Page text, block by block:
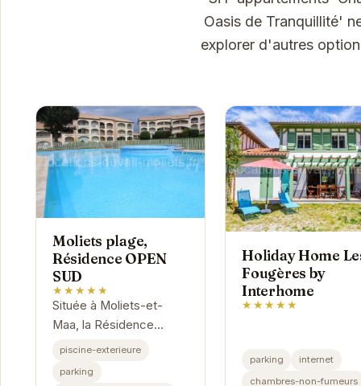
Oasis de Tranquillité'
explorer d'autres
Moliets plage,
Résidence OPEN
SUD
★★★★★
Située à Moliets-et-
Maa, la Résidence
OPEN SUD offre un
piscine-exterieure
parking
Holiday Home
Fougères by
Interhome
★★★★★
parking
internet
chambres-non-fumeurs